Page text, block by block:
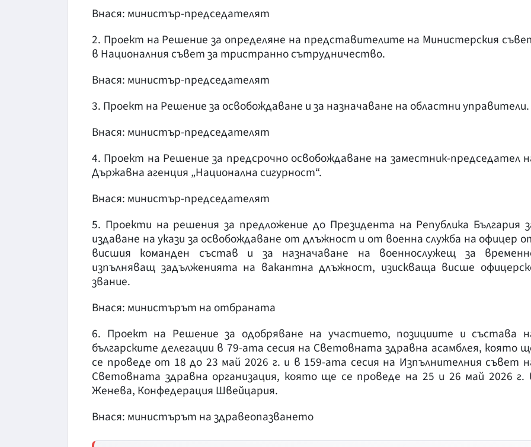
Внася: министър-председателят
2. Проект на Решение за определяне на представителите на Министерския
в Националния съвет за тристранно сътрудничество.
Внася: министър-председателят
3. Проект на Решение за освобождаване и за назначаване на областни управители.
Внася: министър-председателят
4. Проект на Решение за предсрочно освобождаване на заместник-председател
Държавна агенция „Национална сигурност“.
Внася: министър-председателят
5. Проекти на решения за предложение до Президента на Република България
издаване на укази за освобождаване от длъжност и от военна служба на офицер
висшия команден състав и за назначаване на военнослужещ за
изпълняващ задълженията на вакантна длъжност, изискваща висше
звание.
Внася: министърът на отбраната
6. Проект на Решение за одобряване на участието, позициите и състава
българските делегации в 79-ата сесия на Световната здравна асамблея, която
се проведе от 18 до 23 май 2026 г. и в 159-ата сесия на Изпълнителния съвет
Световната здравна организация, която ще се проведе на 25 и 26 май 2026 г.
Женева, Конфедерация Швейцария.
Внася: министърът на здравеопазването